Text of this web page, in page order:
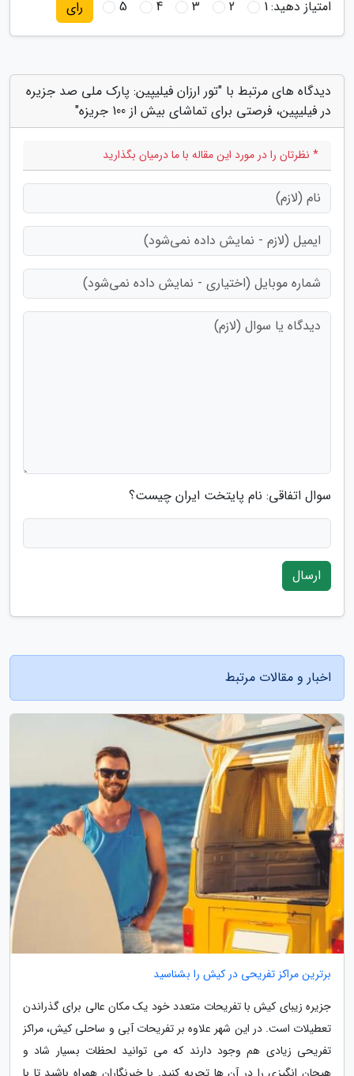
امتیاز دهید:1
2
3
4
5 رای
دیدگاه های مرتبط با "تور ارزان فیلیپین: پارک ملی صد جزیره
در فیلیپین، فرصتی برای تماشای بیش از 100 جریزه"
* نظرتان را در مورد این مقاله با ما درمیان بگذارید
سوال اتفاقی: نام پایتخت ایران چیست؟
ارسال
اخبار و مقالات مرتبط
برترین مراکز تفریحی در کیش را بشناسید
جزیره زیبای کیش با تفریحات متعدد خود یک مکان عالی برای گذراندن
تعطیلات است. در این شهر علاوه بر تفریحات آبی و ساحلی کیش، مراکز
تفریحی زیادی هم وجود دارند که می توانید لحظات بسیار شاد و